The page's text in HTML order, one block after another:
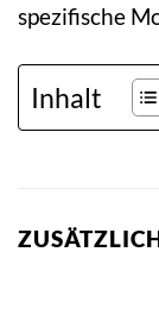
spezifische
Inhalt